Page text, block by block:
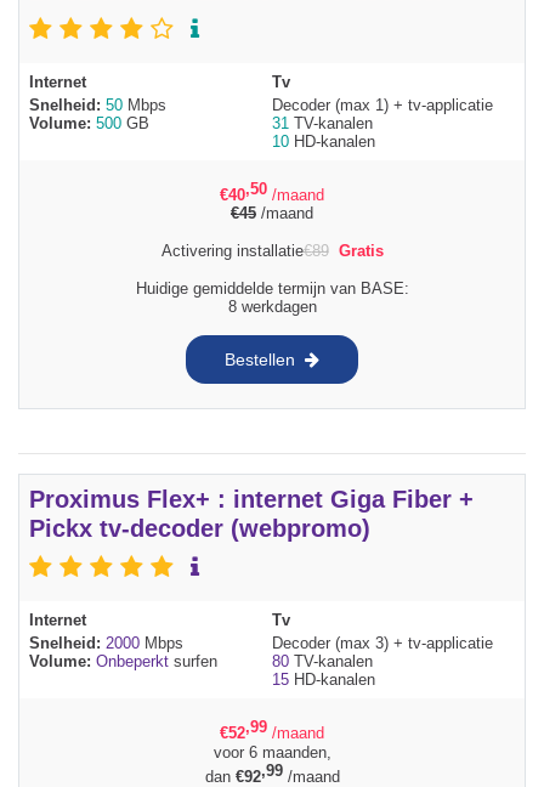
Internet
Snelheid: 50 Mbps
Volume: 500 GB
Tv
Decoder (max 1) + tv-applicatie
31 TV-kanalen
10 HD-kanalen
€40,50 /maand
€45 /maand
Activering installatie€89 Gratis
Huidige gemiddelde termijn van BASE:
8 werkdagen
Bestellen
Proximus Flex+ : internet Giga Fiber +
Pickx tv-decoder (webpromo)
Internet
Snelheid: 2000 Mbps
Volume: Onbeperkt surfen
Tv
Decoder (max 3) + tv-applicatie
80 TV-kanalen
15 HD-kanalen
€52,99 /maand
voor 6 maanden,
dan €92,99/maand